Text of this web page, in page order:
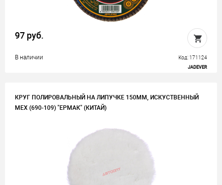
97 руб.
В наличии Код: 171124
JADEVER
КРУГ ПОЛИРОВАЛЬНЫЙ НА ЛИПУЧКЕ 150ММ, ИСКУСТВЕННЫЙ
МЕХ (690-109) "ЕРМАК" (КИТАЙ)